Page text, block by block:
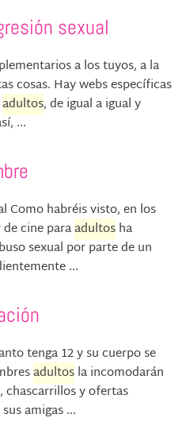
sexual
a los tuyos, a la
cosas. Hay webs específicas
adultos, de igual a igual y
...
Como habréis visto, en los
cine paraadultosha
sexual por parte de un
...
tenga 12 y su cuerpo se
adultosla incomodarán
chascarrillos y ofertas
amigas ...